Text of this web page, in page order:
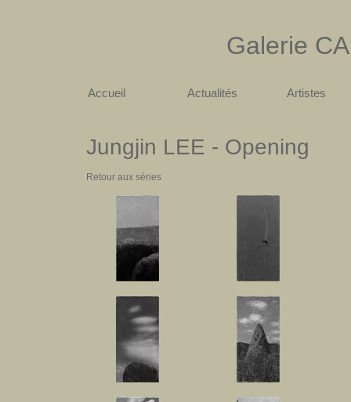
Galerie
Accueil Actualités Artistes
Jungjin LEE - Opening
Retour aux séries